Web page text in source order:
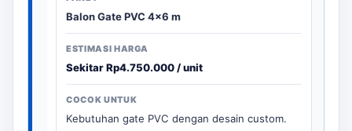
Balon Gate PVC 4x6 m
Sekitar Rp4.750.000 / unit
Kebutuhan gate PVC dengan desain custom.